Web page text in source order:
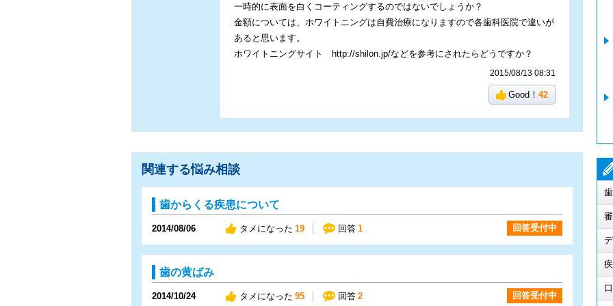
一時的に表面を白くコーティングするのではないでしょうか？
金額については、ホワイトニングは自費治療になりますので各歯科医院で違いが
あると思います。
ホワイトニングサイト http://shilon.jp/などを参考にされたらどうですか？
2015/08/13 08:31
Good！ 42
関連する悩み相談
歯からくる疾患について
2014/08/06 タメになった 19 回答 1 回答受付中
歯の黄ばみ
2014/10/24 タメになった 95 回答 2 回答受付中
歯